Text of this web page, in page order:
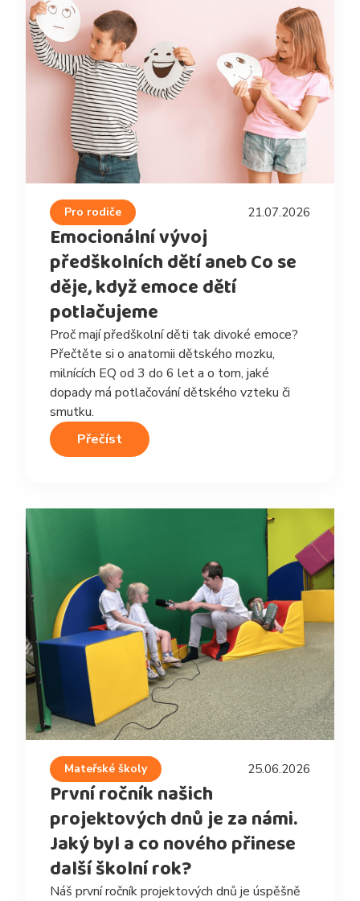
Pro rodiče 21.07.2026
Emocionální vývoj
předškolních dětí aneb Co se
děje, když emoce dětí
potlačujeme
Proč mají předškolní děti tak divoké emoce?
Přečtěte si o anatomii dětského mozku,
milnících EQ od 3 do 6 let a o tom, jaké
dopady má potlačování dětského vzteku či
smutku.
Přečíst
Mateřské školy 25.06.2026
První ročník našich
projektových dnů je za námi.
Jaký byl a co nového přinese
další školní rok?
Náš první ročník projektových dnů je úspěšně